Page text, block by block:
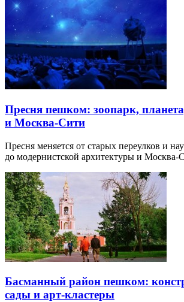
Пресня пешком: зоопарк,
и Москва-Сити
Пресня меняется от старых переулков и
до модернистской архитектуры и Москва-
Басманный район пешком:
сады и арт-кластеры